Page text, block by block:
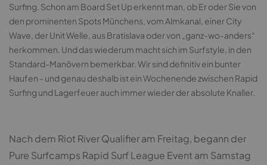
Surfing. Schon am Board Set Up erkennt man, ob Er oder Sie von
den prominenten Spots Münchens, vom Almkanal, einer City
Wave, der Unit Welle, aus Bratislava oder von „ganz-wo-anders“
herkommen. Und das wiederum macht sich im Surfstyle, in den
Standard-Manövern bemerkbar. Wir sind definitiv ein bunter
Haufen - und genau deshalb ist ein Wochenende zwischen Rapid
Surfing und Lagerfeuer auch immer wieder der absolute Knaller.
Nach dem Riot River Qualifier am Freitag, begann der
Pure Surfcamps Rapid Surf League Event am Samstag